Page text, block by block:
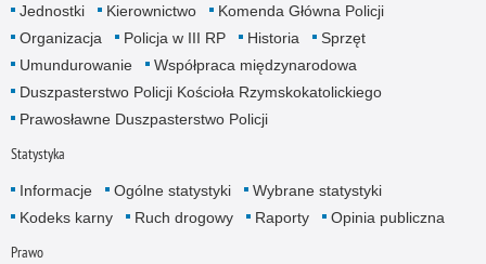
Jednostki Kierownictwo
Komenda Główna Policji
Organizacja
Policja w III RP Historia
Sprzęt
Umundurowanie
Współpraca międzynarodowa
Duszpasterstwo Policji Kościoła Rzymskokatolickiego
Prawosławne Duszpasterstwo Policji
Statystyka
Informacje Ogólne statystyki
Wybrane statystyki
Kodeks karny
Ruch drogowy Raporty Opinia publiczna
Prawo